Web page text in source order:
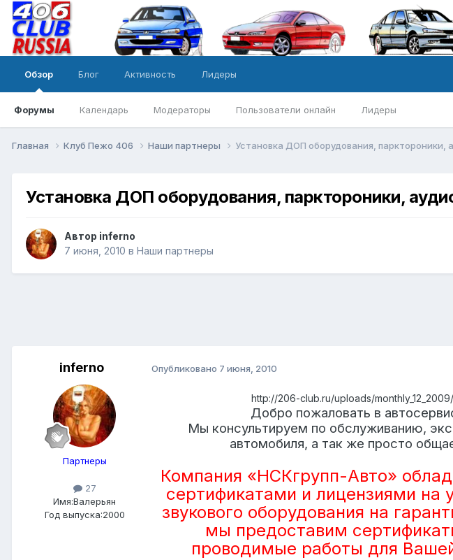
Обзор
Форумы Календарь Модераторы Пользователи онлайн Лидеры
Блог Активность Лидеры
Главная Клуб Пежо 406 Наши партнеры Установка ДОП оборудования, парктороники,
Установка ДОП оборудования, парктороники,
Автор inferno
7 июня, 2010 в Наши партнеры
inferno
Партнеры
27
Имя:Валерьян
Год выпуска:2000
Опубликовано 7 июня, 2010
http://206-club.ru/uploads/
Добро пожаловать в
Мы консультируем по обслуживанию,
автомобиля, а так же просто
Компания «НСКгрупп-Авто»
сертификатами и лицензиями на
звукового оборудования на
мы предоставим
проводимые работы для